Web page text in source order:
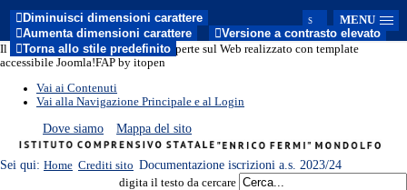
MENU
Il sito del nuovo modello di Porte Aperte sul Web realizzato con template
accessibile Joomla!FAP by itopen
Vai ai Contenuti
Vai alla Navigazione Principale e al Login
Diminuisci dimensioni carattere
Aumenta dimensioni carattere
Versione a contrasto elevato
Torna allo stile predefinito
Dove siamo Mappa del sito
Sei qui: Home Crediti sito Documentazione iscrizioni a.s. 2023/24
digita il testo da cercare